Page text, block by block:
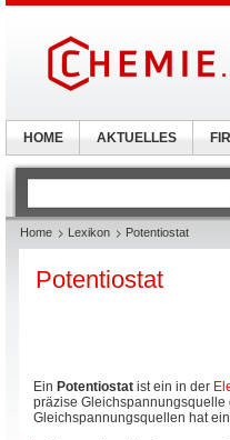
Home Lexikon Potentiostat
Potentiostat
Ein Potentiostat ist ein in der
präzise Gleichspannungsquelle
Gleichspannungsquellen hat
HOME AKTUELLES